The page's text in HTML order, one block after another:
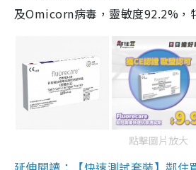
及Omicorn病毒，靈敏度92.2%，
點擊圖片放大